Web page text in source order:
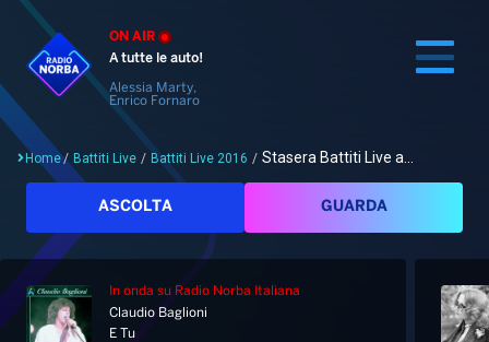
ON AIR
A tutte le auto!
Alessia Marty,
Enrico Fornaro
Cerca
Home
Home/ Battiti Live / Battiti Live 2016 / Stasera Battiti Live a...
ASCOLTA GUARDA
In onda su Radio Norba Italiana
Claudio Baglioni
E Tu